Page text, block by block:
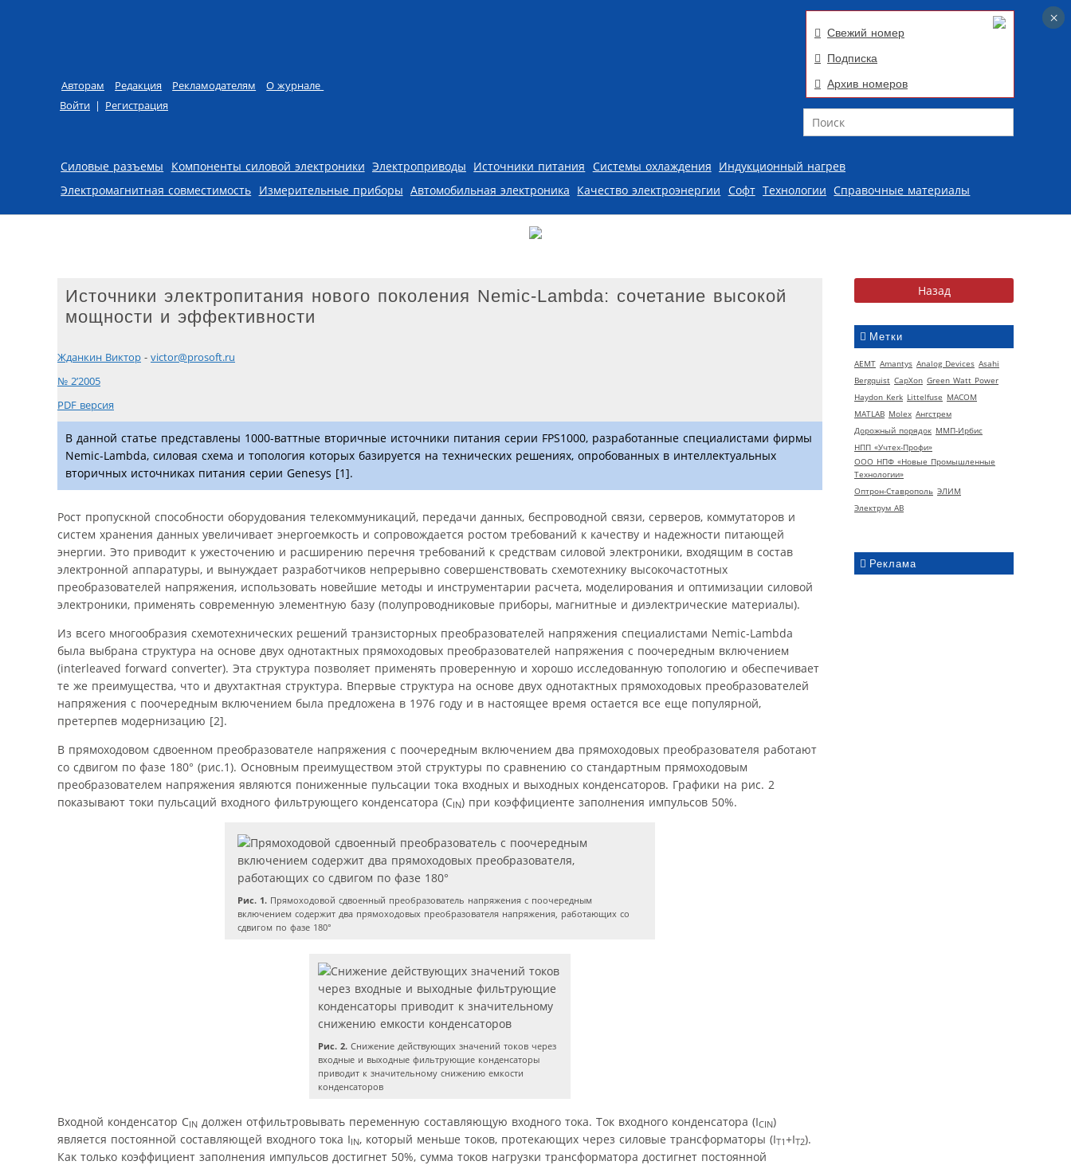
Авторам Редакция Рекламодателям
О журнале
Войти | Регистрация
Свежий номер
Подписка
Архив номеров
Поиск
Skip to content
Силовые разъемы Компоненты силовой электроники Электроприводы Источники питания Системы охлаждения Индукционный нагрев
Электромагнитная совместимость Измерительные приборы Автомобильная электроника Качество электроэнергии Софт Технологии Справочные материалы
Метки
AEMT Amantys Analog Devices Asahi
Bergquist CapXon Green Watt Power
Haydon Kerk Littelfuse MACOM
MATLAB Molex Ангстрем
Дорожный порядок ММП-Ирбис
НПП «Учтех-Профи»
ООО НПФ «Новые Промышленные
Технологии»
Оптрон-Ставрополь ЭЛИМ
Электрум АВ
Реклама
Источники электропитания нового поколения Nemic-Lambda: сочетание высокой
мощности и эффективности
Жданкин Виктор - victor@prosoft.ru
№ 2’2005
PDF версия
В данной статье представлены 1000-ваттные вторичные источники питания серии FPS1000, разработанные специалистами фирмы
Nemic-Lambda, силовая схема и топология которых базируется на технических решениях, опробованных в интеллектуальных
вторичных источниках питания серии Genesys [1].
Рост пропускной способности оборудования телекоммуникаций, передачи данных, беспроводной связи, серверов, коммутаторов и
систем хранения данных увеличивает энергоемкость и сопровождается ростом требований к качеству и надежности питающей
энергии. Это приводит к ужесточению и расширению перечня требований к средствам силовой электроники, входящим в состав
электронной аппаратуры, и вынуждает разработчиков непрерывно совершенствовать схемотехнику высокочастотных
преобразователей напряжения, использовать новейшие методы и инструментарии расчета, моделирования и оптимизации силовой
электроники, применять современную элементную базу (полупроводниковые приборы, магнитные и диэлектрические материалы).
Из всего многообразия схемотехнических решений транзисторных преобразователей напряжения специалистами Nemic-Lambda
была выбрана структура на основе двух однотактных прямоходовых преобразователей напряжения с поочередным включением
(interleaved forward converter). Эта структура позволяет применять проверенную и хорошо исследованную топологию и обеспечивает
те же преимущества, что и двухтактная структура. Впервые структура на основе двух однотактных прямоходовых преобразователей
напряжения с поочередным включением была предложена в 1976 году и в настоящее время остается все еще популярной,
претерпев модернизацию [2].
В прямоходовом сдвоенном преобразователе напряжения с поочередным включением два прямоходовых преобразователя работают
со сдвигом по фазе 180° (рис.1). Основным преимуществом этой структуры по сравнению со стандартным прямоходовым
преобразователем напряжения являются пониженные пульсации тока входных и выходных конденсаторов. Графики на рис. 2
показывают токи пульсаций входного фильтрующего конденсатора (CIN) при коэффициенте заполнения импульсов 50%.
Рис. 1.Прямоходовой сдвоенный преобразователь напряжения с поочередным
включением содержит два прямоходовых преобразователя напряжения, работающих со
сдвигом по фазе 180°
Рис. 2. Снижение действующих значений токов через
входные и выходные фильтрующие конденсаторы
приводит к значительному снижению емкости
конденсаторов
Входной конденсатор CIN должен отфильтровывать переменную составляющую входного тока. Ток входного конденсатора (ICIN)
является постоянной составляющей входного тока IIN, который меньше токов, протекающих через силовые трансформаторы (IT1+IT2).
Как только коэффициент заполнения импульсов достигнет 50%, сумма токов нагрузки трансформатора достигнет постоянной
×
×